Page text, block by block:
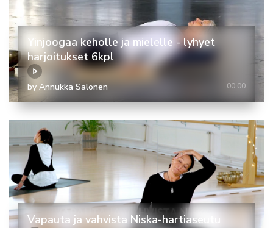
Yinjoogaa keholle ja mielelle - lyhyet
harjoitukset 6kpl
by Annukka Salonen 00:00
Vapauta ja vahvista Niska-hartiaseutu